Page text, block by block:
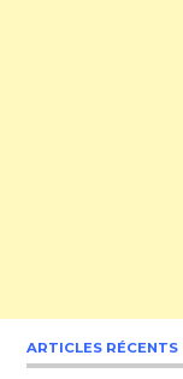
ARTICLES RÉCENTS